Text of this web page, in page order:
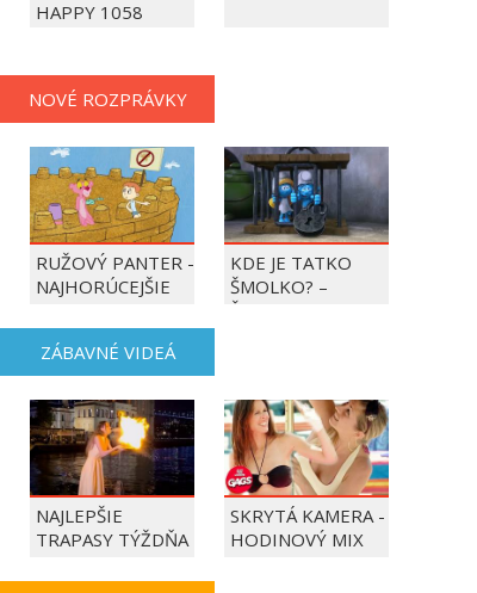
HAPPY 1058
NOVÉ ROZPRÁVKY
RUŽOVÝ PANTER -
NAJHORÚCEJŠIE
KDE JE TATKO
ŠMOLKO? –
ŠMOLKOVIA
ZÁBAVNÉ VIDEÁ
NAJLEPŠIE
TRAPASY TÝŽDŇA
SKRYTÁ KAMERA -
HODINOVÝ MIX